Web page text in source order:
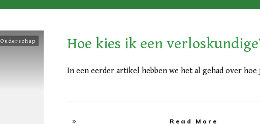
Ouderschap Hoe kies ik een
In een eerder artikel hebben we het al gehad over hoe
Read More